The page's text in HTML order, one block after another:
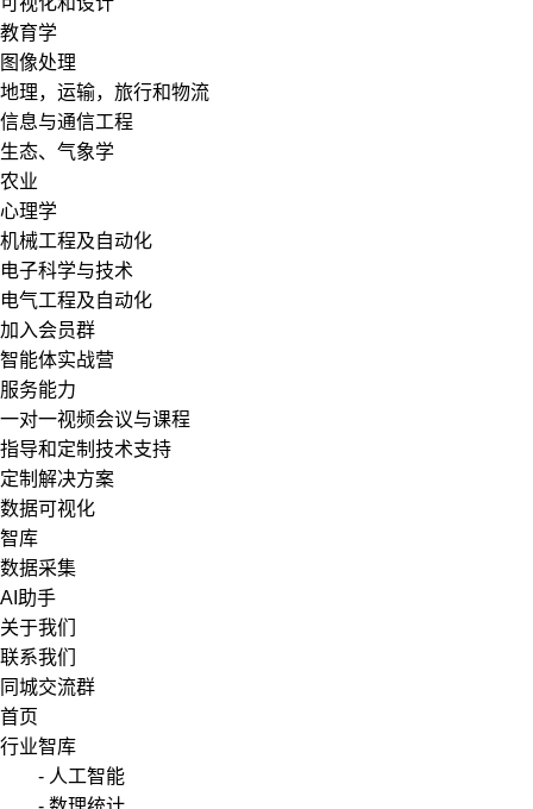
教育学
图像处理
地理，运输，旅行和物流
信息与通信工程
生态、气象学
农业
心理学
机械工程及自动化
电子科学与技术
电气工程及自动化
加入会员群
智能体实战营
服务能力
一对一视频会议与课程
指导和定制技术支持
定制解决方案
数据可视化
智库
数据采集
AI助手
关于我们
联系我们
同城交流群
首页
行业智库
- 人工智能